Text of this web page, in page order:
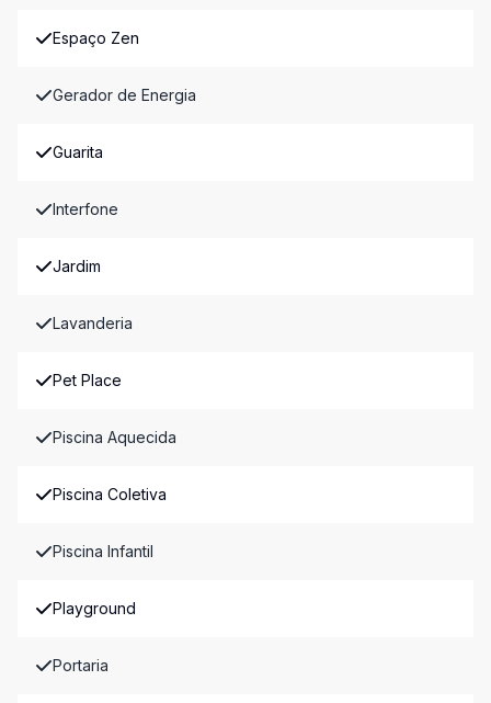
Espaço Zen
Gerador de Energia
Guarita
Interfone
Jardim
Lavanderia
Pet Place
Piscina Aquecida
Piscina Coletiva
Piscina Infantil
Playground
Portaria